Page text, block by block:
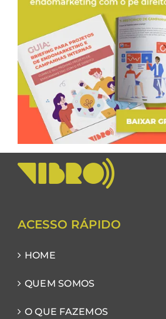
ACESSO RÁPIDO
HOME
QUEM SOMOS
O QUE FAZEMOS